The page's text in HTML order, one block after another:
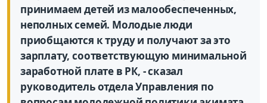
принимаем детей из малообеспеченных,
неполных семей. Молодые люди
приобщаются к труду и получают за это
зарплату, соответствующую минимальной
заработной плате в РК, - сказал
руководитель отдела Управления по